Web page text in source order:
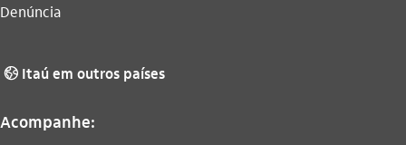
Denúncia
globo_outline Itaú em outros países
Acompanhe: